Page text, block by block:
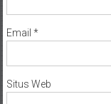
Email *
Situs Web